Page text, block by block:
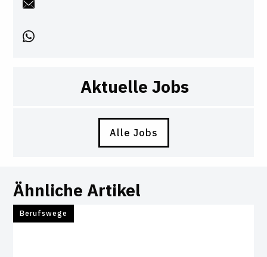
Aktuelle Jobs
Alle Jobs
Ähnliche Artikel
Berufswege